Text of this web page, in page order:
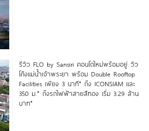
รีวิว FLO by Sansiri คอนโดใหม่พร้อมอยู่ วิว
โค้งแม่น้ำเจ้าพระยา พร้อม Double Rooftop
Facilities เพียง 3 นาที* ถึง ICONSIAM และ
350 ม.* ถึงรถไฟฟ้าสายสีทอง เริ่ม 3.29 ล้าน
บาท*